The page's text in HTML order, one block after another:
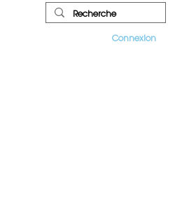
Connexion